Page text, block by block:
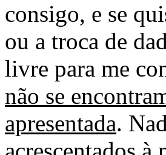
consigo, e se
ou a troca de
livre para me
não se
apresentada.